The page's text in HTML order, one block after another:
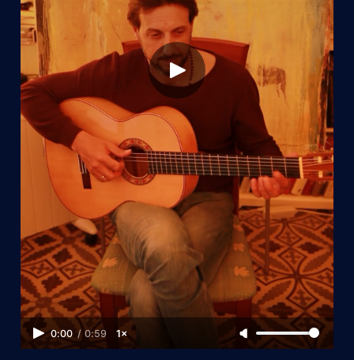
0:00 / 0:59 1×